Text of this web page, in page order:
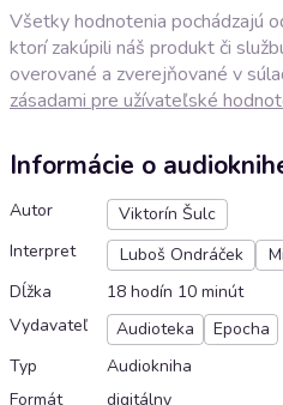
Všetky hodnotenia pochádzajú
ktorí zakúpili náš produkt či
overované a zverejňované v
zásadami pre užívateľské
Informácie o
Autor
Viktorín Šulc
Interpret
Luboš Ondráček
Dĺžka
18 hodín 10 minút
Vydavateľ
Audioteka
Epocha
Typ
Audiokniha
Formát
digitálny